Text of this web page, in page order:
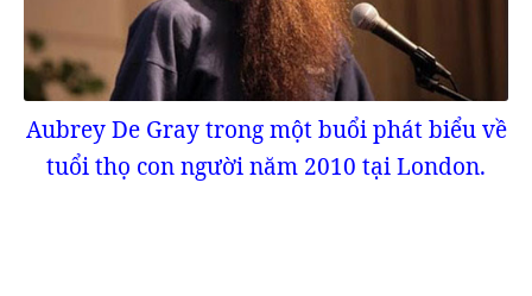
Aubrey De Gray trong một buổi phát biểu về
tuổi thọ con người năm 2010 tại London.